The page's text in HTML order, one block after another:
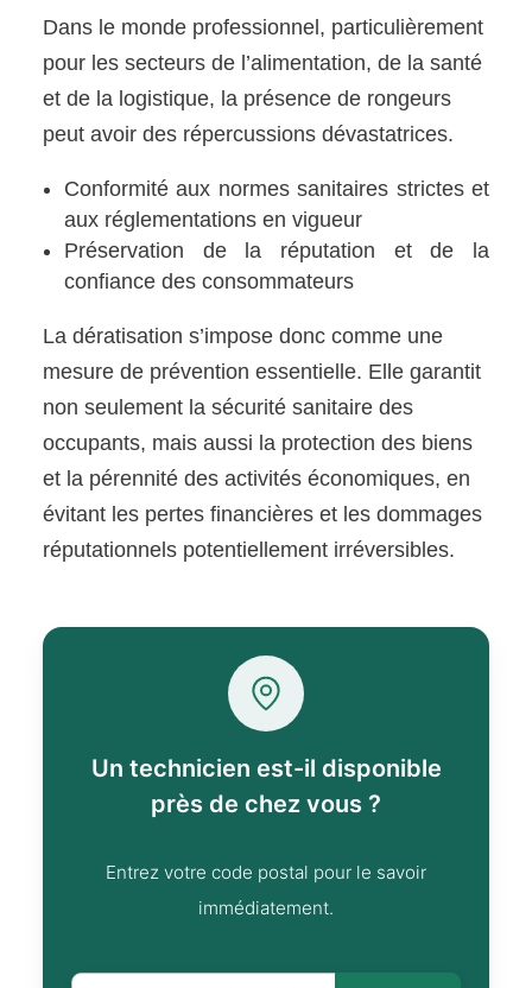
Dans le monde professionnel, particulièrement
pour les secteurs de l’alimentation, de la santé
et de la logistique, la présence de rongeurs
peut avoir des répercussions dévastatrices.
Conformité aux normes sanitaires strictes et
aux réglementations en vigueur
Préservation de la réputation et de la
confiance des consommateurs
La dératisation s’impose donc comme une
mesure de prévention essentielle. Elle garantit
non seulement la sécurité sanitaire des
occupants, mais aussi la protection des biens
et la pérennité des activités économiques, en
évitant les pertes financières et les dommages
réputationnels potentiellement irréversibles.
Un technicien est-il disponible
près de chez vous ?
Entrez votre code postal pour le savoir
immédiatement.